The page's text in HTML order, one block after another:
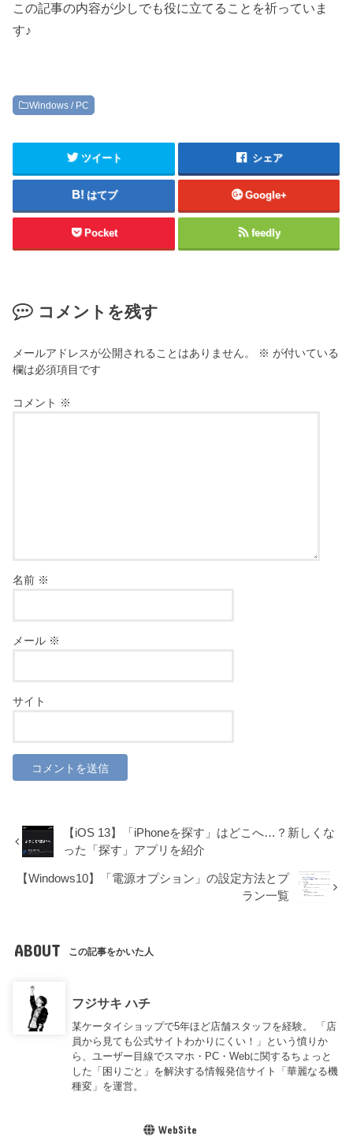
この記事の内容が少しでも役に立てることを祈っていま
す♪
Windows / PC
ツイート シェア
はてブ Google+
Pocket feedly
コメントを残す
メールアドレスが公開されることはありません。 ※ が付いている
欄は必須項目です
コメント ※
名前 ※
メール ※
サイト
【iOS 13】「iPhoneを探す」はどこへ…？新しくな
った「探す」アプリを紹介
【Windows10】「電源オプション」の設定方法とプ
ラン一覧
ABOUT この記事をかいた人
フジサキ ハチ
某ケータイショップで5年ほど店舗スタッフを経験。 「店
員から見ても公式サイトわかりにくい！」という憤りか
ら、ユーザー目線でスマホ・PC・Webに関するちょっと
した「困りごと」を解決する情報発信サイト「華麗なる機
種変」を運営。
WebSite